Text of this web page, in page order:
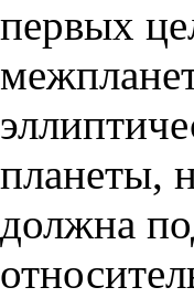
первых
планеты,
должна